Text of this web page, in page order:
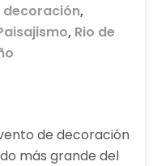
decoración,
, Rio de
de decoración
más grande del